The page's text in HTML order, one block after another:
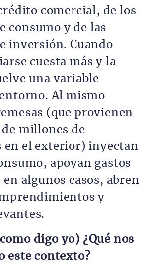
comercial, de los
consumo y de las
inversión. Cuando
cuesta más y la
una variable
Al mismo
(que provienen
millones de
en el exterior) inyectan
apoyan gastos
algunos casos, abren
y
digo yo) ¿Qué nos
este contexto?